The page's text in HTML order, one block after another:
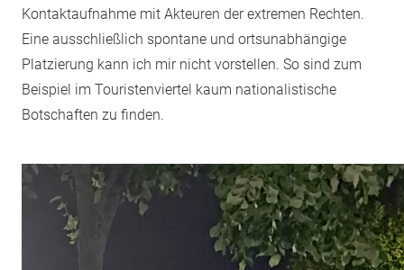
Kontaktaufnahme mit Akteuren der extremen Rechten.
Eine ausschließlich spontane und ortsunabhängige
Platzierung kann ich mir nicht vorstellen. So sind zum
Beispiel im Touristenviertel kaum nationalistische
Botschaften zu finden.